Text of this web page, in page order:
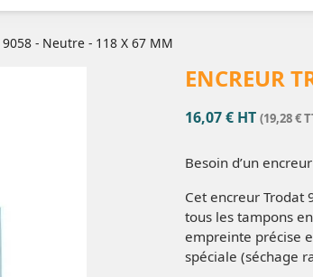
- Neutre - 118 X 67 MM
ENCREUR
16,07 € HT (19,28 €
Besoin d’un
Cet encreur Trodat
tous les tampons
empreinte précise
spéciale (séchage